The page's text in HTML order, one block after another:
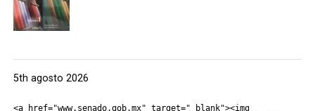
5th agosto 2026
<a href="www.senado.gob.mx" target="_blank"><img